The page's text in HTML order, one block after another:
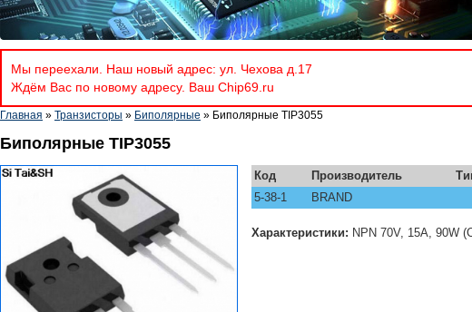
Мы переехали. Наш новый адрес: ул. Чехова д.17
Ждём Вас по новому адресу. Ваш Chip69.ru
Главная » Транзисторы » Биполярные » Биполярные TIP3055
Биполярные TIP3055
Код Производитель
5-38-1
BRAND
Характеристики: NPN 70V, 15A, 90W